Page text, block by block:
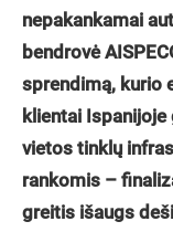
nepakankamai
bendrovė
sprendimą, kurio
klientai Ispanijoje
vietos tinklų
rankomis –
greitis išaugs